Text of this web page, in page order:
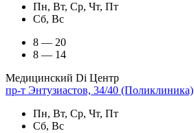
Пн, Вт, Ср, Чт, Пт
Сб, Вс
8 — 20
8 — 14
Медицинский Di Центр
пр-т Энтузиастов, 34/40 (Поликлиника)
Пн, Вт, Ср, Чт, Пт
Сб, Вс